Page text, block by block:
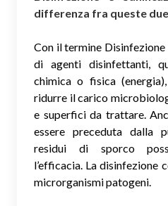
differenza fra queste
Con il termine Disinfezione
di agenti disinfettanti,
chimica o fisica
ridurre il carico
e superfici da trattare.
essere preceduta dalla
residui di sporco
l’efficacia. La disinfezione
microrganismi patogeni.